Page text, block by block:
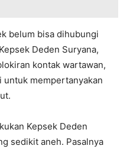
belum bisa dihubungi
Deden Suryana,
kontak wartawan,
mempertanyakan
Kepsek Deden
sedikit aneh. Pasalnya